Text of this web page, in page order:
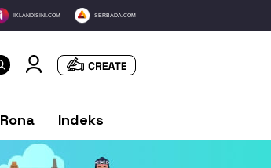
IKLANDISINI.COM SERBADA.COM
Rona Indeks